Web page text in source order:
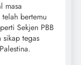
masa
bertemu
Sekjen PBB
sikap tegas